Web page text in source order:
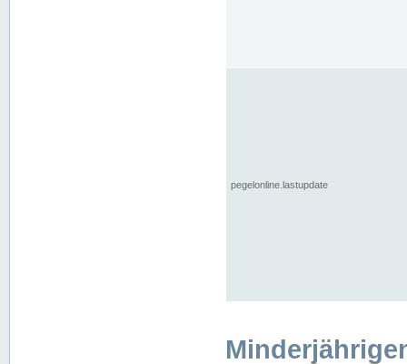
pegelonline.lastupdate